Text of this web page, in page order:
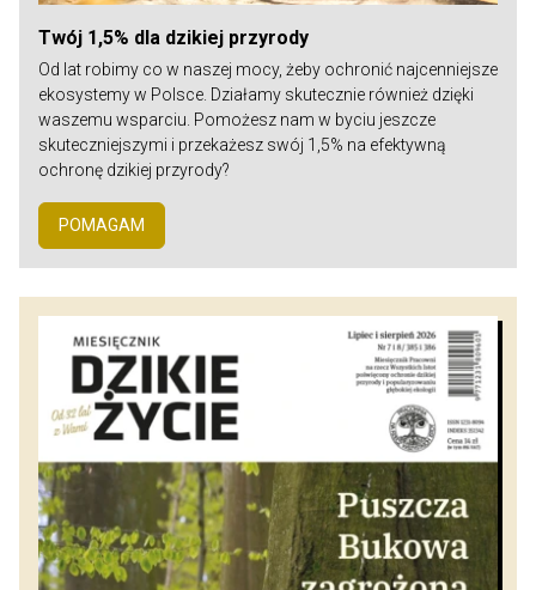
Twój 1,5% dla dzikiej przyrody
Od lat robimy co w naszej mocy, żeby ochronić najcenniejsze
ekosystemy w Polsce. Działamy skutecznie również dzięki
waszemu wsparciu. Pomożesz nam w byciu jeszcze
skuteczniejszymi i przekażesz swój 1,5% na efektywną
ochronę dzikiej przyrody?
POMAGAM